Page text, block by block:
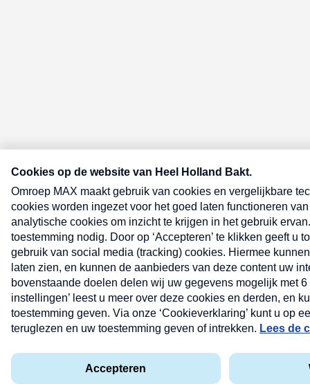
E-meel? Schrijf je in voor de
Bakt nieuwsbrief
E-
mailadres
Lees hier de privacyverklaring